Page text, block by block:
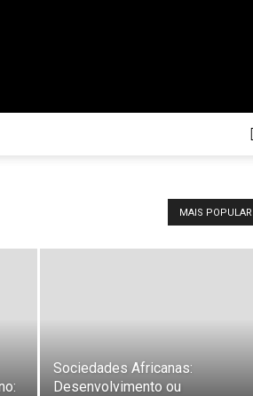
MAIS POPULAR
Sociedades Africanas:
Desenvolvimento ou